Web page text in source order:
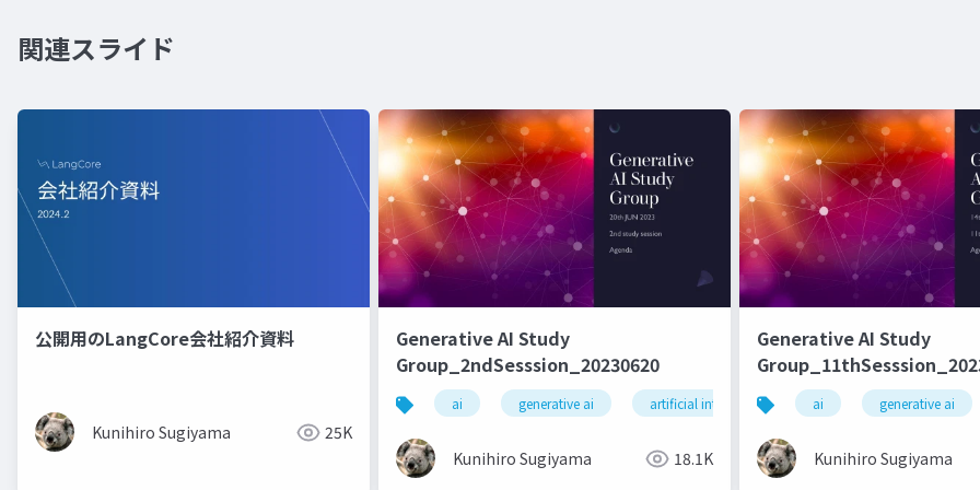
関連スライド
公開用のLangCore会社紹介資料
Kunihiro Sugiyama 25K
Generative AI Study
Group_2ndSesssion_20230620
ai generative ai artificial intelligence machine learning
Kunihiro Sugiyama 18.1K
Generative AI Study
ai generative ai
Kunihiro Sugiyama